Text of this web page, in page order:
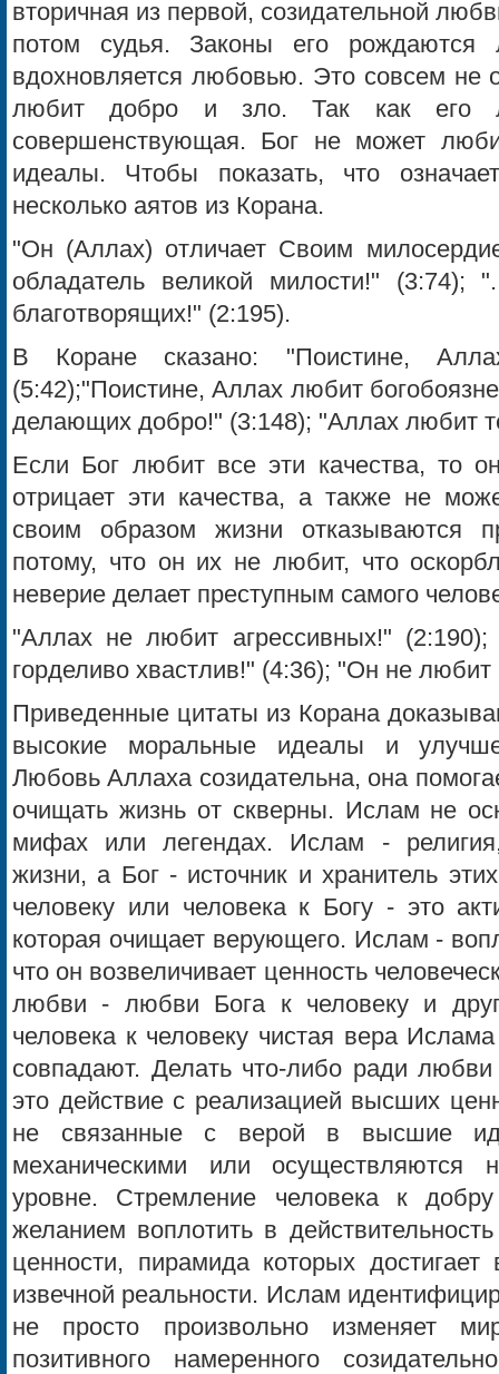
вторичная из первой, созидательной
потом судья. Законы его рождаются
вдохновляется любовью. Это совсем не
любит добро и зло. Так как его
совершенствующая. Бог не может
идеалы. Чтобы показать, что
несколько аятов из Корана.
"Он (Аллах) отличает Своим
обладатель великой милости!" (3:74);
благотворящих!" (2:195).
В Коране сказано: "Поистине,
(5:42);"Поистине, Аллах любит
делающих добро!" (3:148); "Аллах любит
Если Бог любит все эти качества, то
отрицает эти качества, а также не
своим образом жизни отказываются
потому, что он их не любит, что
неверие делает преступным самого
"Аллах не любит агрессивных!"
горделиво хвастлив!" (4:36); "Он не
Приведенные цитаты из Корана
высокие моральные идеалы и
Любовь Аллаха созидательна, она
очищать жизнь от скверны. Ислам не
мифах или легендах. Ислам -
жизни, а Бог - источник и хранитель
человеку или человека к Богу - это
которая очищает верующего. Ислам -
что он возвеличивает ценность
любви - любви Бога к человеку и
человека к человеку чистая вера
совпадают. Делать что-либо ради любви
это действие с реализацией высших
не связанные с верой в высшие
механическими или осуществляются
уровне. Стремление человека к
желанием воплотить в
ценности, пирамида которых
извечной реальности. Ислам
не просто произвольно изменяет
позитивного намеренного